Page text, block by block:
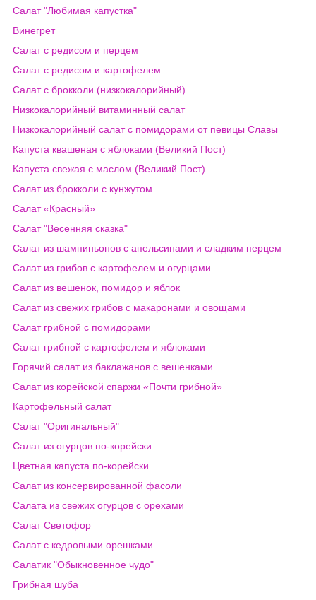
Салат "Любимая капустка"
Винегрет
Салат с редисом и перцем
Салат с редисом и картофелем
Салат с брокколи (низкокалорийный)
Низкокалорийный витаминный салат
Низкокалорийный салат с помидорами от певицы Славы
Капуста квашеная с яблоками (Великий Пост)
Капуста свежая с маслом (Великий Пост)
Салат из брокколи с кунжутом
Салат «Красный»
Салат "Весенняя сказка"
Салат из шампиньонов с апельсинами и сладким перцем
Салат из грибов с картофелем и огурцами
Салат из вешенок, помидор и яблок
Салат из свежих грибов с макаронами и овощами
Салат грибной с помидорами
Салат грибной с картофелем и яблоками
Горячий салат из баклажанов с вешенками
Салат из корейской спаржи «Почти грибной»
Картофельный салат
Салат "Оригинальный"
Салат из огурцов по-корейски
Цветная капуста по-корейски
Салат из консервированной фасоли
Салата из свежих огурцов с орехами
Салат Светофор
Салат с кедровыми орешками
Салатик "Обыкновенное чудо"
Грибная шуба